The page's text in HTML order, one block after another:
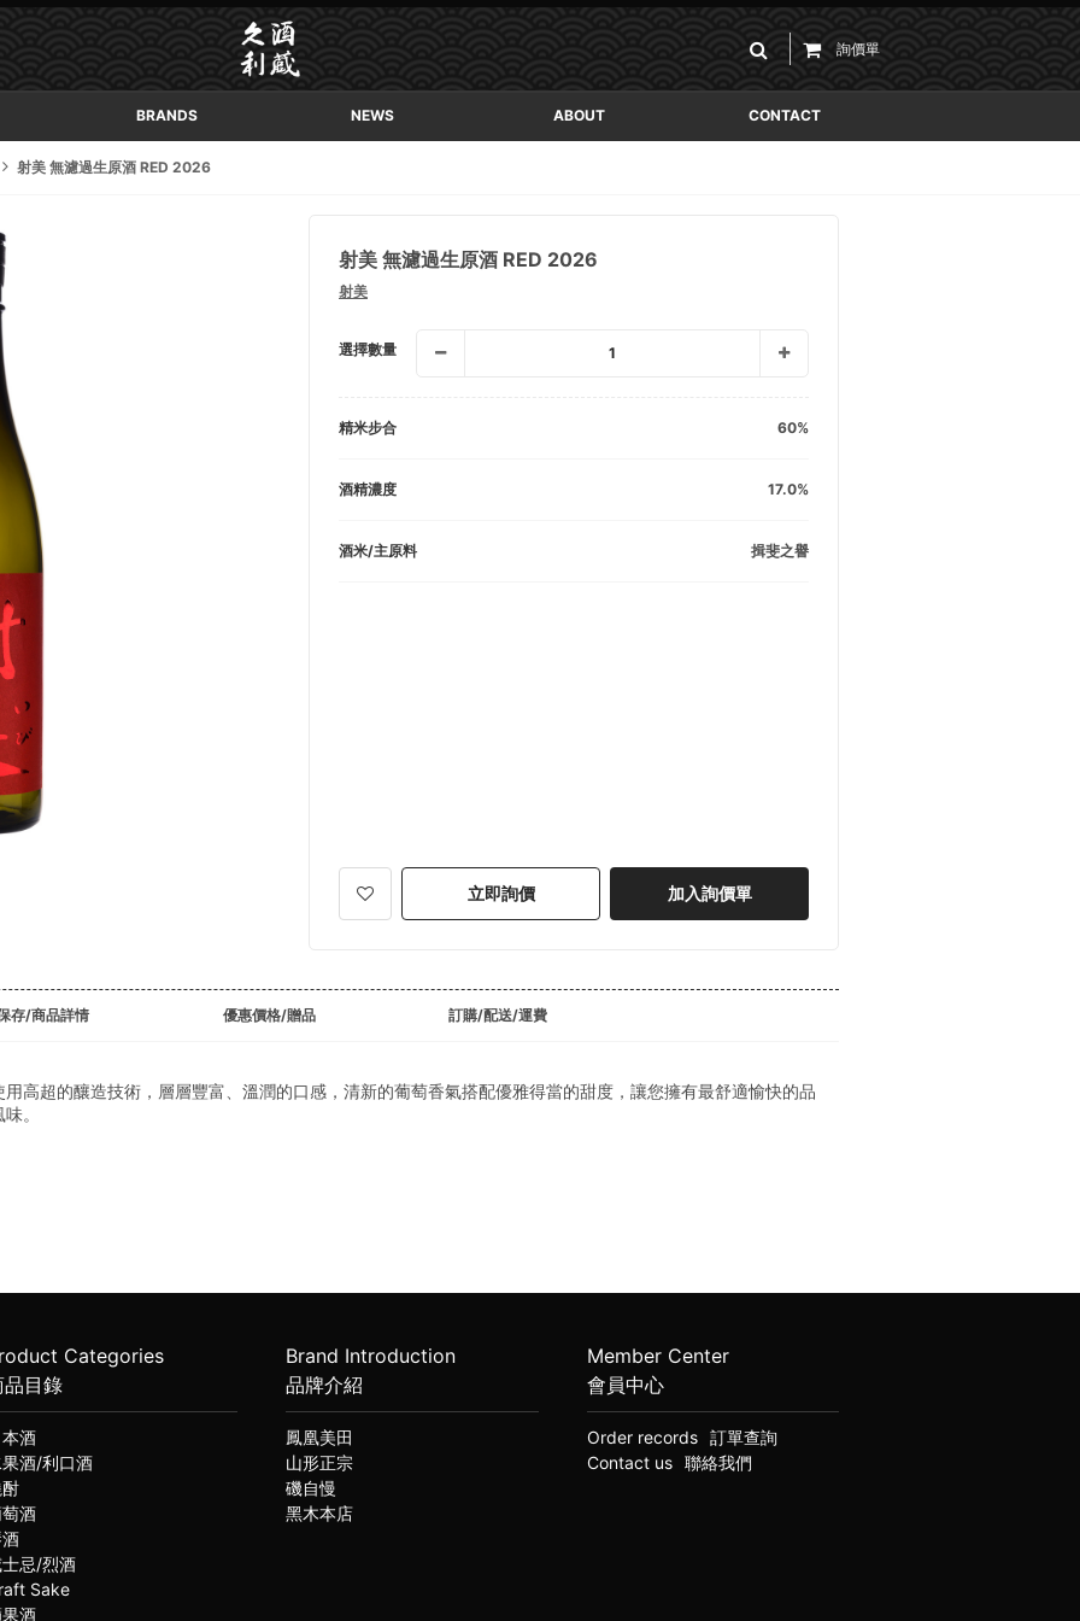
詢價單
BRANDS NEWS ABOUT CONTACT
射美 無濾過生原酒 RED 2026
射美 無濾過生原酒 RED 2026
射美
選擇數量 1
精米步合 60
酒精濃度 17.0
酒米/主原料 揖斐之譽
立即詢價 加入詢價單
存/商品詳情 優惠價格/贈品 訂購/配送/運費
高超的釀造技術，層層豐富、溫潤的口感，清新的葡萄香氣搭配優雅得當的甜度，讓您擁有最舒適愉快的品
。
Categories
品目錄
酒
酒/利口酒
酒
忌/烈酒
Sake
酒
Brand Introduction
品牌介紹
鳳凰美田
山形正宗
磯自慢
黑木本店
Member Center
會員中心
Order records
訂單查詢
Contact us
聯絡我們